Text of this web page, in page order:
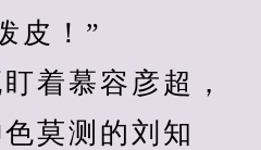
！”
慕容彦超，
莫测的刘知